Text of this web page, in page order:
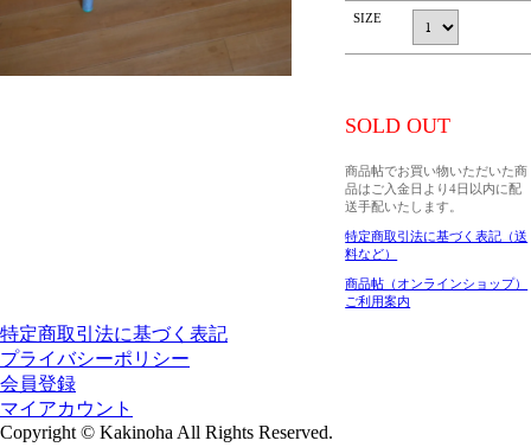
SIZE
SOLD OUT
商品帖でお買い物いただいた商
品はご入金日より4日以内に配
送手配いたします。
特定商取引法に基づく表記（送
料など）
商品帖（オンラインショップ）
ご利用案内
特定商取引法に基づく表記
プライバシーポリシー
会員登録
マイアカウント
Copyright © Kakinoha All Rights Reserved.